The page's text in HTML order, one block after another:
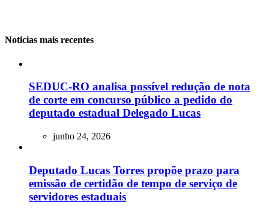
Noticias mais recentes
SEDUC-RO analisa possível redução de nota
de corte em concurso público a pedido do
deputado estadual Delegado Lucas
junho 24, 2026
Deputado Lucas Torres propõe prazo para
emissão de certidão de tempo de serviço de
servidores estaduais